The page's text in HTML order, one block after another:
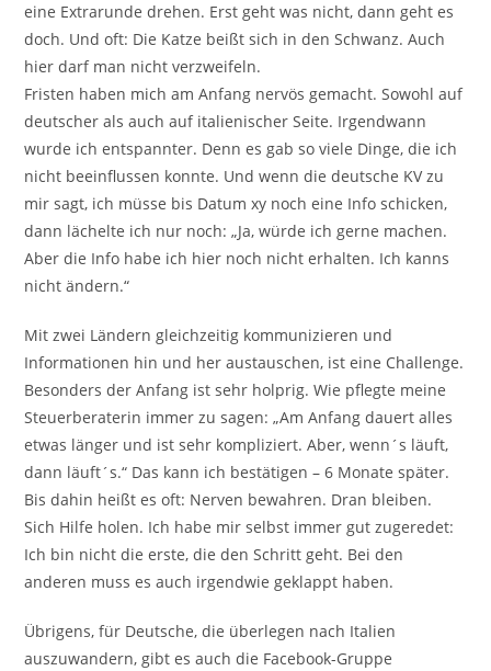
eine Extrarunde drehen. Erst geht was nicht, dann geht es
doch. Und oft: Die Katze beißt sich in den Schwanz. Auch
hier darf man nicht verzweifeln.
Fristen haben mich am Anfang nervös gemacht. Sowohl auf
deutscher als auch auf italienischer Seite. Irgendwann
wurde ich entspannter. Denn es gab so viele Dinge, die ich
nicht beeinflussen konnte. Und wenn die deutsche KV zu
mir sagt, ich müsse bis Datum xy noch eine Info schicken,
dann lächelte ich nur noch: „Ja, würde ich gerne machen.
Aber die Info habe ich hier noch nicht erhalten. Ich kanns
nicht ändern.“
Mit zwei Ländern gleichzeitig kommunizieren und
Informationen hin und her austauschen, ist eine Challenge.
Besonders der Anfang ist sehr holprig. Wie pflegte meine
Steuerberaterin immer zu sagen: „Am Anfang dauert alles
etwas länger und ist sehr kompliziert. Aber, wenn´s läuft,
dann läuft´s.“ Das kann ich bestätigen – 6 Monate später.
Bis dahin heißt es oft: Nerven bewahren. Dran bleiben.
Sich Hilfe holen. Ich habe mir selbst immer gut zugeredet:
Ich bin nicht die erste, die den Schritt geht. Bei den
anderen muss es auch irgendwie geklappt haben.
Übrigens, für Deutsche, die überlegen nach Italien
auszuwandern, gibt es auch die Facebook-Gruppe